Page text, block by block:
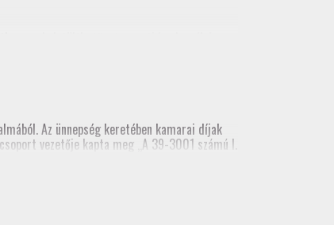
Az ünnepség keretében kamarai díjak
vezetője kapta meg „A 39-3001 számú I.